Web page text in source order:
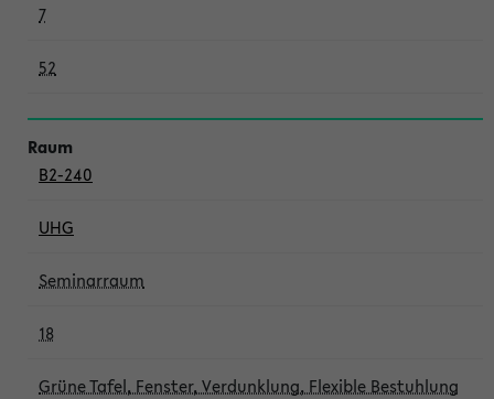
7
52
B2-240
UHG
Seminarraum
18
Grüne Tafel, Fenster, Verdunklung, Flexible Bestuhlung